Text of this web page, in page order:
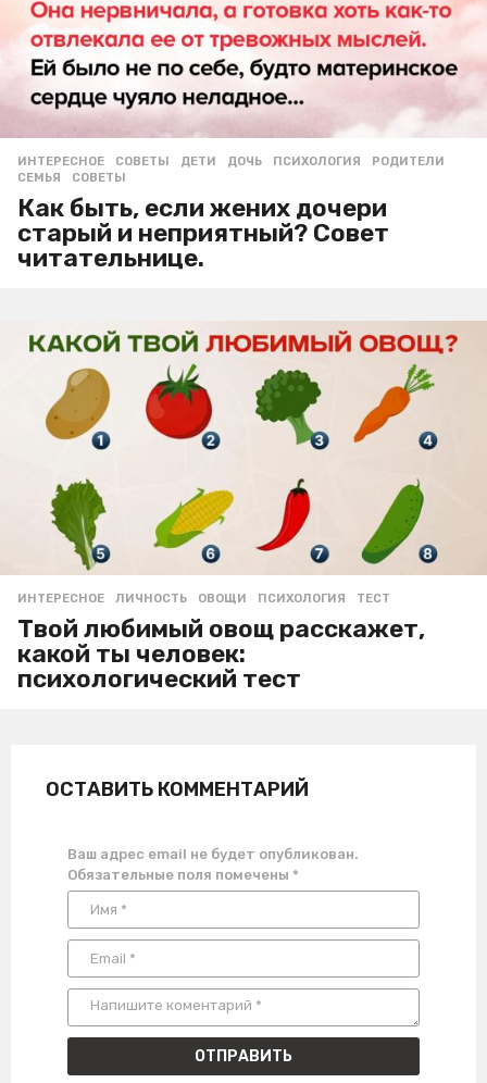
ИНТЕРЕСНОЕ ,СОВЕТЫ ДЕТИ ,ДОЧЬ ,ПСИХОЛОГИЯ ,РОДИТЕЛИ
СЕМЬЯ
,СОВЕТЫ
Как быть, если жених дочери
старый и неприятный? Совет
читательнице.
ИНТЕРЕСНОЕ ЛИЧНОСТЬ ,ОВОЩИ ,ПСИХОЛОГИЯ ,ТЕСТ
Твой любимый овощ расскажет,
какой ты человек:
психологический тест
ОСТАВИТЬ КОММЕНТАРИЙ
Ваш адрес email не будет опубликован.
Обязательные поля помечены *